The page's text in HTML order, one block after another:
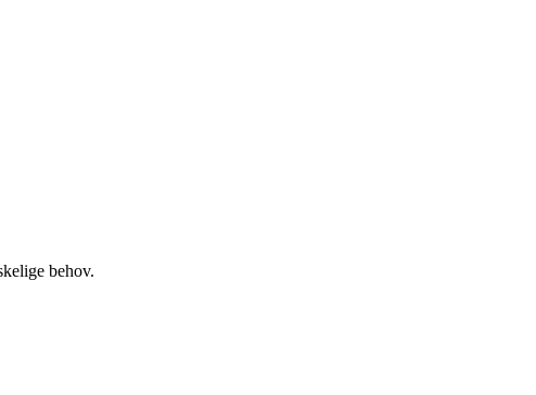
behov.